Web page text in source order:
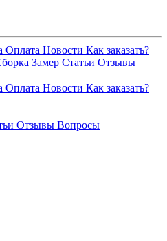
Оплата Новости Как заказать?
Замер Статьи Отзывы
Оплата Новости Как заказать?
Отзывы Вопросы